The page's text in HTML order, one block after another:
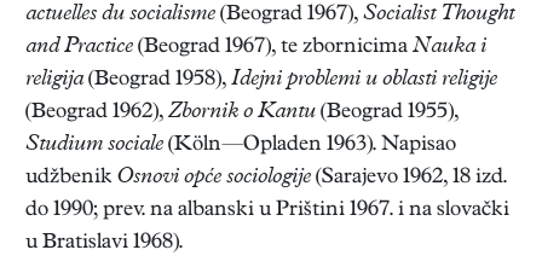
actuelles du socialisme (Beograd 1967), Socialist Thought
and Practice (Beograd 1967), te zbornicima Nauka i
religija(Beograd 1958), Idejni problemi u oblasti religije
(Beograd 1962), Zbornik o Kantu (Beograd 1955),
Studium sociale (Köln—Opladen 1963). Napisao
udžbenik Osnovi opće sociologije (Sarajevo 1962, 18 izd.
do 1990; prev. na albanski u Prištini 1967. i na slovački
u Bratislavi 1968).